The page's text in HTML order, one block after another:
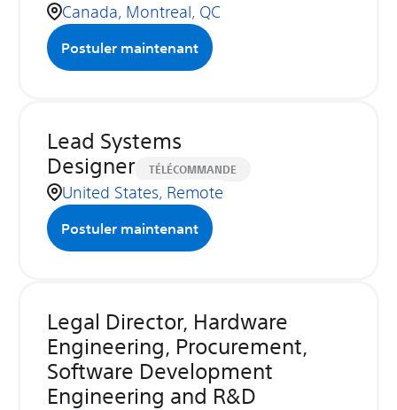
Canada, Montreal, QC
Postuler maintenant
Lead Systems
Designer
TÉLÉCOMMANDE
United States, Remote
Postuler maintenant
Legal Director, Hardware
Engineering, Procurement,
Software Development
Engineering and R&D